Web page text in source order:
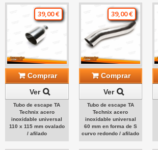
39,00 €
Comprar
Ver
Tubo de escape TA
Technix acero
inoxidable universal
110 x 115 mm ovalado
/ afilado
39,00 €
Comprar
Ver
Tubo de escape TA
Technix acero
inoxidable universal
60 mm en forma de S
curvo redondo / afilado